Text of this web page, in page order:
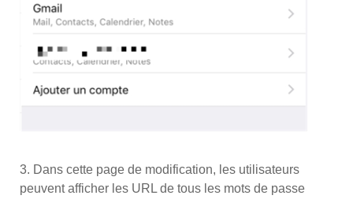
3. Dans cette page de modification, les utilisateurs
peuvent afficher les URL de tous les mots de passe